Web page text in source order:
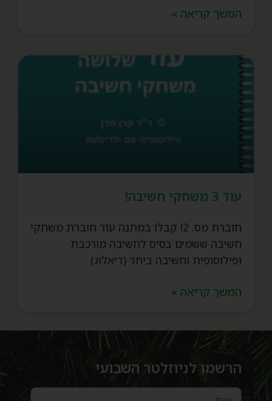
המשך קריאה »
עוד 3 משחקי חשיבה!
חוברת מס. 2! קבלו במתנה עוד חוברת משחקי
חשיבה ששמים בסיס לחשיבה מורכבת
ופילוסופית וחשיבה ביחד (דיאלוג)
המשך קריאה »
הרשמו לניוזלטר השבועי